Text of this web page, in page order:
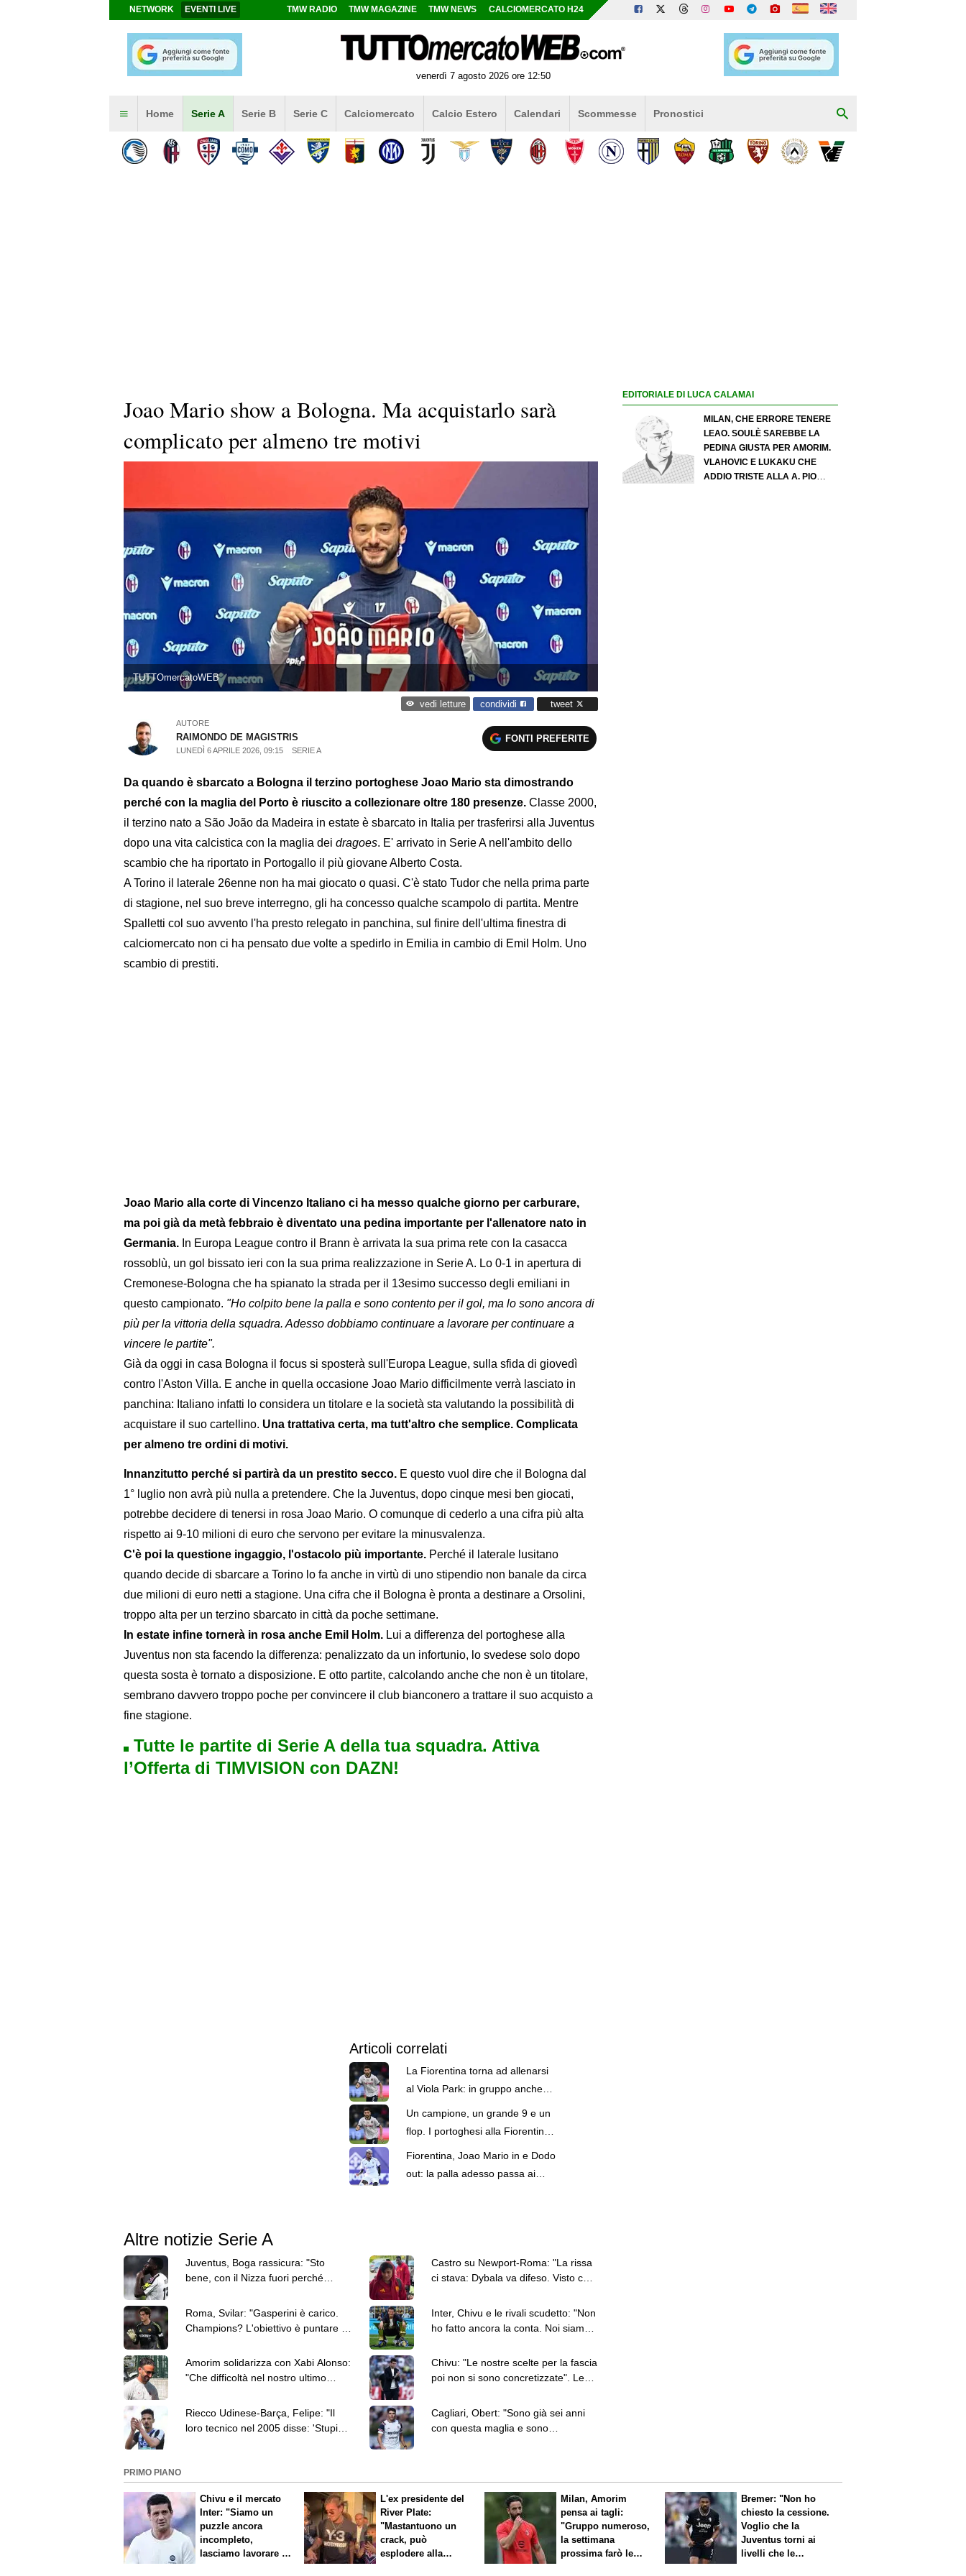
NETWORK EVENTI LIVE TMW RADIO TMW MAGAZINE TMW NEWS CALCIOMERCATO H24
venerdì 7 agosto 2026 ore 12:50
Home Serie A Serie B Serie C Calciomercato Calcio Estero Calendari Scommesse Pronostici
Joao Mario show a Bologna. Ma acquistarlo sarà
complicato per almeno tre motivi
TUTTOmercatoWEB
vedi letture condividi tweet
AUTORE
RAIMONDO DE MAGISTRIS
LUNEDÌ 6 APRILE 2026, 09:15 SERIE A
FONTI PREFERITE
Da quando è sbarcato a Bologna il terzino portoghese Joao Mario sta dimostrando
perché con la maglia del Porto è riuscito a collezionare oltre 180 presenze. Classe 2000,
il terzino nato a São João da Madeira in estate è sbarcato in Italia per trasferirsi alla Juventus
dopo una vita calcistica con la maglia dei dragoes. E' arrivato in Serie A nell'ambito dello
scambio che ha riportato in Portogallo il più giovane Alberto Costa.
A Torino il laterale 26enne non ha mai giocato o quasi. C'è stato Tudor che nella prima parte
di stagione, nel suo breve interregno, gli ha concesso qualche scampolo di partita. Mentre
Spalletti col suo avvento l'ha presto relegato in panchina, sul finire dell'ultima finestra di
calciomercato non ci ha pensato due volte a spedirlo in Emilia in cambio di Emil Holm. Uno
scambio di prestiti.
Joao Mario alla corte di Vincenzo Italiano ci ha messo qualche giorno per carburare,
ma poi già da metà febbraio è diventato una pedina importante per l'allenatore nato in
Germania. In Europa League contro il Brann è arrivata la sua prima rete con la casacca
rossoblù, un gol bissato ieri con la sua prima realizzazione in Serie A. Lo 0-1 in apertura di
Cremonese-Bologna che ha spianato la strada per il 13esimo successo degli emiliani in
questo campionato. "Ho colpito bene la palla e sono contento per il gol, ma lo sono ancora di
più per la vittoria della squadra. Adesso dobbiamo continuare a lavorare per continuare a
vincere le partite".
Già da oggi in casa Bologna il focus si sposterà sull'Europa League, sulla sfida di giovedì
contro l'Aston Villa. E anche in quella occasione Joao Mario difficilmente verrà lasciato in
panchina: Italiano infatti lo considera un titolare e la società sta valutando la possibilità di
acquistare il suo cartellino. Una trattativa certa, ma tutt'altro che semplice. Complicata
per almeno tre ordini di motivi.
Innanzitutto perché si partirà da un prestito secco. E questo vuol dire che il Bologna dal
1° luglio non avrà più nulla a pretendere. Che la Juventus, dopo cinque mesi ben giocati,
potrebbe decidere di tenersi in rosa Joao Mario. O comunque di cederlo a una cifra più alta
rispetto ai 9-10 milioni di euro che servono per evitare la minusvalenza.
C'è poi la questione ingaggio, l'ostacolo più importante. Perché il laterale lusitano
quando decide di sbarcare a Torino lo fa anche in virtù di uno stipendio non banale da circa
due milioni di euro netti a stagione. Una cifra che il Bologna è pronta a destinare a Orsolini,
troppo alta per un terzino sbarcato in città da poche settimane.
In estate infine tornerà in rosa anche Emil Holm. Lui a differenza del portoghese alla
Juventus non sta facendo la differenza: penalizzato da un infortunio, lo svedese solo dopo
questa sosta è tornato a disposizione. E otto partite, calcolando anche che non è un titolare,
sembrano davvero troppo poche per convincere il club bianconero a trattare il suo acquisto a
fine stagione.
Tutte le partite di Serie A della tua squadra. Attiva
l’Offerta di TIMVISION con DAZN!
Articoli correlati
La Fiorentina torna ad allenarsi
al Viola Park: in gruppo anche
Joao Mario e Pongracic
Un campione, un grande 9 e un
flop. I portoghesi alla Fiorentina
Fiorentina, Joao Mario in e Dodo
out: la palla adesso passa ai
Altre notizie Serie A
Juventus, Boga rassicura: "Sto
bene, con il Nizza fuori perché
Castro su Newport-Roma: "La rissa
ci stava: Dybala va difeso. Visto che
Roma, Svilar: "Gasperini è carico.
Champions? L'obiettivo è puntare a
Inter, Chivu e le rivali scudetto: "Non
ho fatto ancora la conta. Noi siamo
Amorim solidarizza con Xabi Alonso:
"Che difficoltà nel nostro ultimo
Chivu: "Le nostre scelte per la fascia
poi non si sono concretizzate". Le
Riecco Udinese-Barça, Felipe: "Il
loro tecnico nel 2005 disse: 'Stupidi,
Cagliari, Obert: "Sono già sei anni
con questa maglia e sono
EDITORIALE DI LUCA CALAMAI
MILAN, CHE ERRORE TENERE
LEAO. SOULÈ SAREBBE LA
PEDINA GIUSTA PER AMORIM.
VLAHOVIC E LUKAKU CHE
ADDIO TRISTE ALLA A. PIO
PRIMO PIANO
Chivu e il mercato
Inter: "Siamo un
puzzle ancora
incompleto,
lasciamo lavorare i
L'ex presidente del
River Plate:
"Mastantuono un
crack, può
esplodere alla
Milan, Amorim
pensa ai tagli:
"Gruppo numeroso,
la settimana
prossima farò le
Bremer: "Non ho
chiesto la cessione.
Voglio che la
Juventus torni ai
livelli che le